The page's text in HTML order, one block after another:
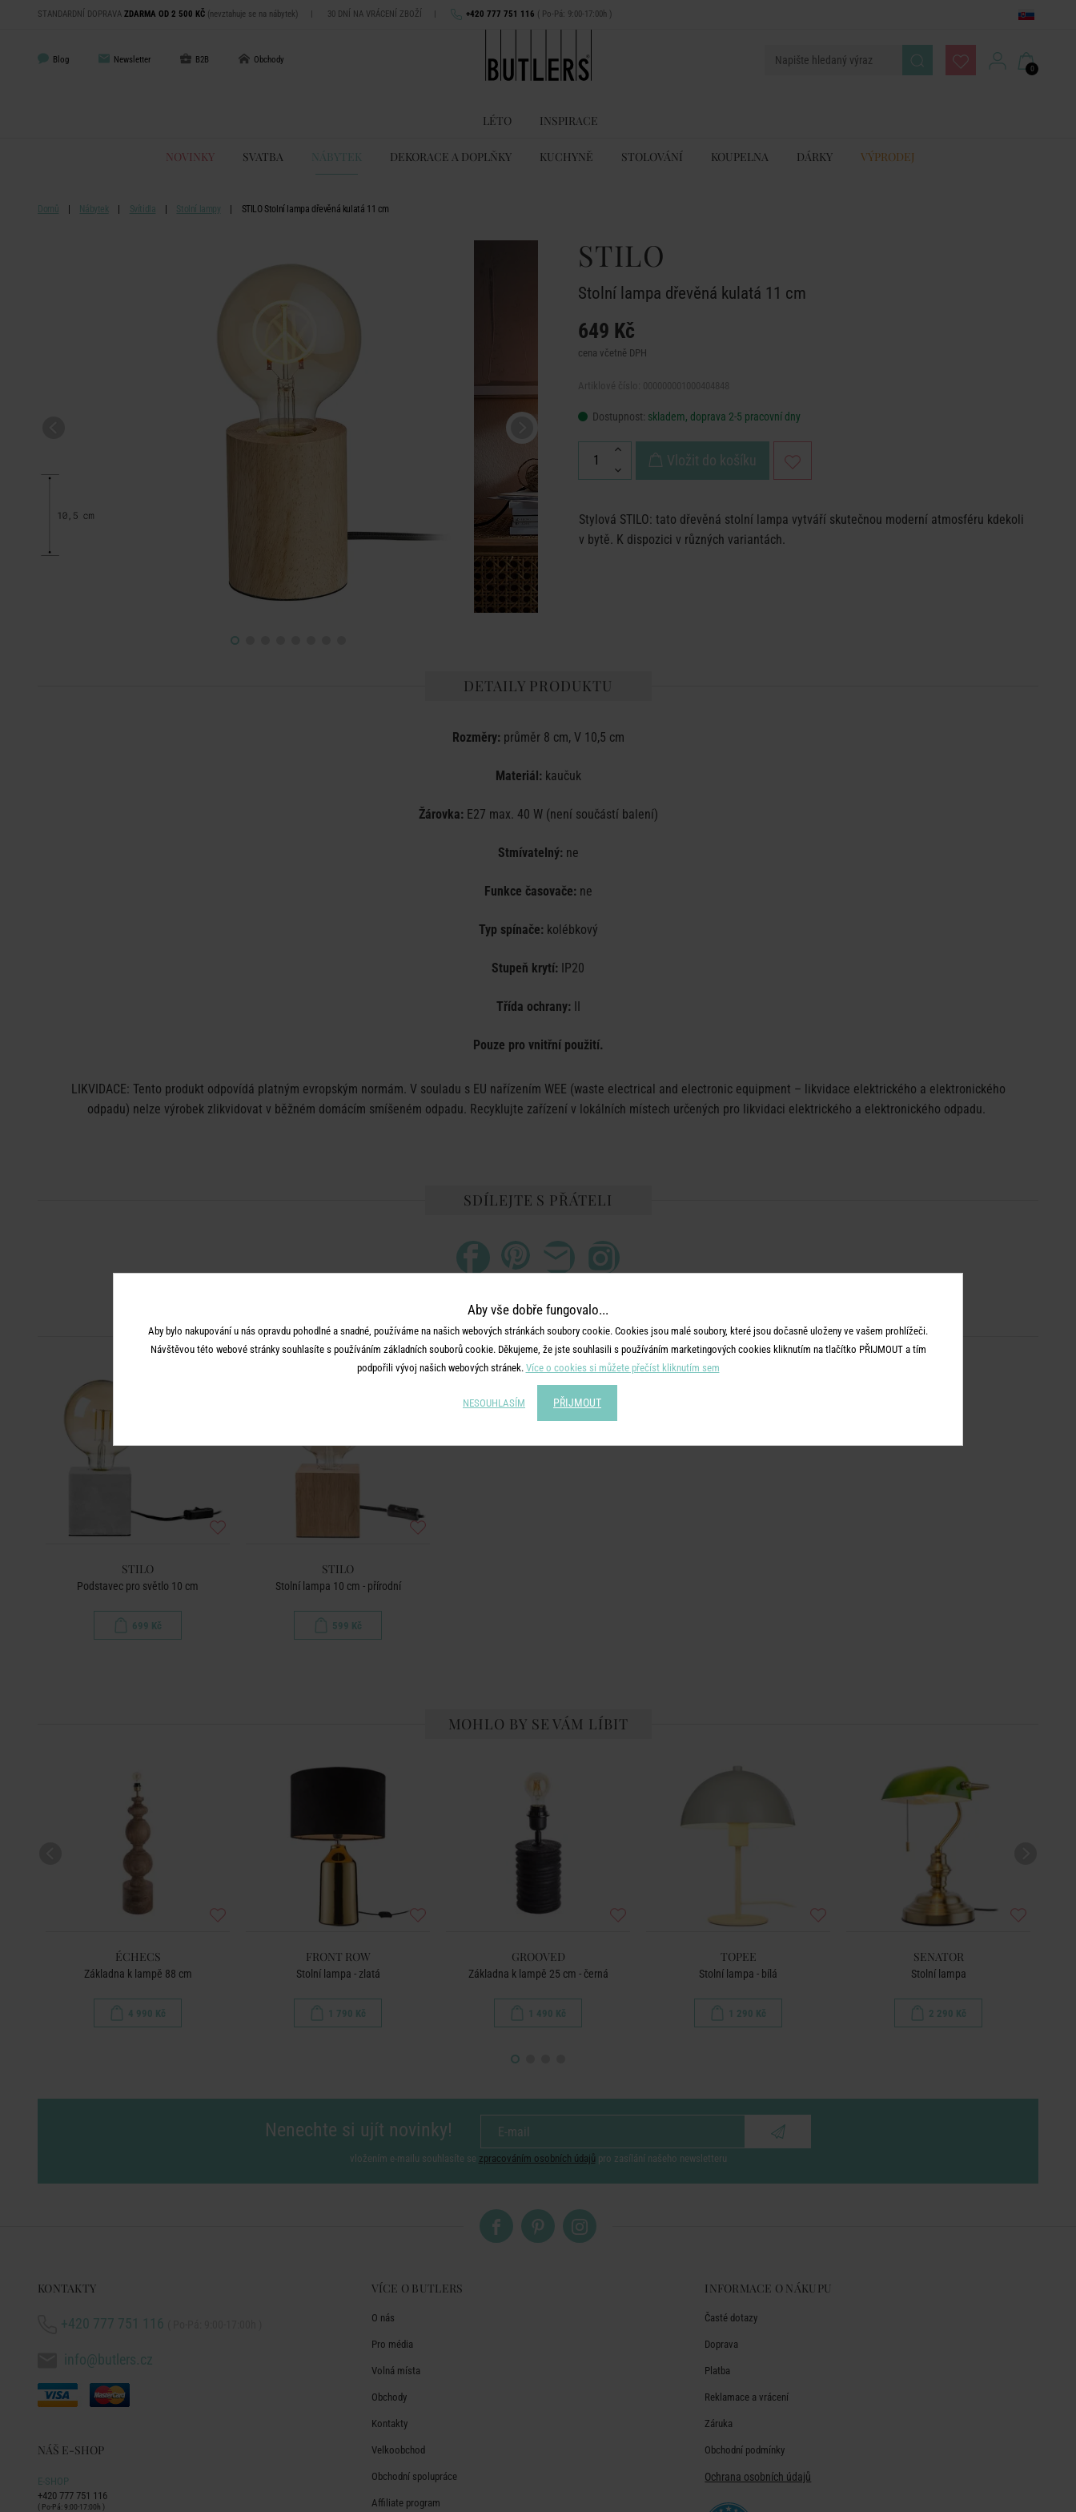
STANDARDNÍ DOPRAVA ZDARMA OD 2 500 KČ (nevztahuje se na nábytek) | 30 DNÍ NA VRÁCENÍ ZBOŽÍ | +420 777 751 116 ( Po-Pá: 9:00-17:00h )
Blog Newsletter B2B Obchody
0
LÉTO INSPIRACE
NOVINKY SVATBA NÁBYTEK DEKORACE A DOPLŇKY KUCHYNĚ STOLOVÁNÍ KOUPELNA DÁRKY VÝPRODEJ
Domů Nábytek Svítidla Stolní lampy STILO Stolní lampa dřevěná kulatá 11 cm
STILO
Stolní lampa dřevěná kulatá 11 cm
649 Kč
cena včetně DPH
Dostupnost: skladem, doprava 2-5 pracovní dny
Vložit do košíku
Stylová STILO: tato dřevěná stolní lampa vytváří skutečnou moderní atmosféru kdekoli
v bytě. K dispozici v různých variantách.
DETAILY PRODUKTU
Rozměry: průměr 8 cm, V 10,5 cm
Materiál: kaučuk
Žárovka: E27 max. 40 W (není součástí balení)
Stmívatelný: ne
Funkce časovače: ne
Typ spínače: kolébkový
Stupeň krytí: IP20
Třída ochrany: II
Pouze pro vnitřní použití.
LIKVIDACE: Tento produkt odpovídá platným evropským normám. V souladu s EU nařízením WEE (waste electrical and electronic equipment – likvidace elektrického a elektronického
odpadu) nelze výrobek zlikvidovat v běžném domácím smíšeném odpadu. Recyklujte zařízení v lokálních místech určených pro likvidaci elektrického a elektronického odpadu.
SDÍLEJTE S PŘÁTELI
DALŠÍ PRODUKTY ZE SÉRIE
STILO
Podstavec pro světlo 10 cm
699 Kč
STILO
Stolní lampa 10 cm - přírodní
599 Kč
MOHLO BY SE VÁM LÍBIT
ÉCHECS
Základna k lampě 88 cm
4 990 Kč
FRONT ROW
Stolní lampa - zlatá
1 790 Kč
GROOVED
Základna k lampě 25 cm - černá
1 490 Kč
TOPEE
Stolní lampa - bílá
1 290 Kč
SENATOR
Stolní lampa
2 290 Kč
Nenechte si ujít novinky!
vložením e-mailu souhlasíte se zpracováním osobních údajů pro zasílání našeho newsletteru
KONTAKTY
+420 777 751 116
info@butlers.cz
NÁŠ E-SHOP
E-SHOP
+420 777 751 116
( Po-Pá: 9:00-17:00h )
VÍCE O BUTLERS
O nás
Pro média
Volná místa
Obchody
Kontakty
Velkoobchod
Obchodní spolupráce
Affiliate program
INFORMACE O NÁKUPU
Časté dotazy
Doprava
Platba
Reklamace a vrácení
Záruka
Obchodní podmínky
Ochrana osobních údajů
Aby vše dobře fungovalo...
Aby bylo nakupování u nás opravdu pohodlné a snadné, používáme na našich webových stránkách soubory cookie. Cookies jsou malé soubory, které jsou dočasně uloženy ve vašem prohlížeči.
Návštěvou této webové stránky souhlasíte s používáním základních souborů cookie. Děkujeme, že jste souhlasili s používáním marketingových cookies kliknutím na tlačítko PŘIJMOUT a tím
podpořili vývoj našich webových stránek. Více o cookies si můžete přečíst kliknutím sem
NESOUHLASÍM PŘIJMOUT